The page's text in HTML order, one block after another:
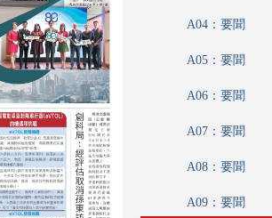
A04：要聞
A05：要聞
A06：要聞
A07：要聞
A08：要聞
A09：要聞